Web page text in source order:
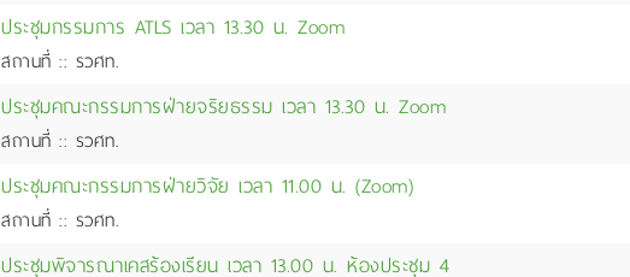
ประชุมกรรมการ ATLS เวลา 13.30 น. Zoom
สถานที่ :: รวศท.
ประชุมคณะกรรมการฝ่ายจริยธรรม เวลา 13.30 น. Zoom
สถานที่ :: รวศท.
ประชุมคณะกรรมการฝ่ายวิจัย เวลา 11.00 น. (Zoom)
สถานที่ :: รวศท.
ประชุมพิจารณาเคสร้องเรียน เวลา 13.00 น. ห้องประชุม 4